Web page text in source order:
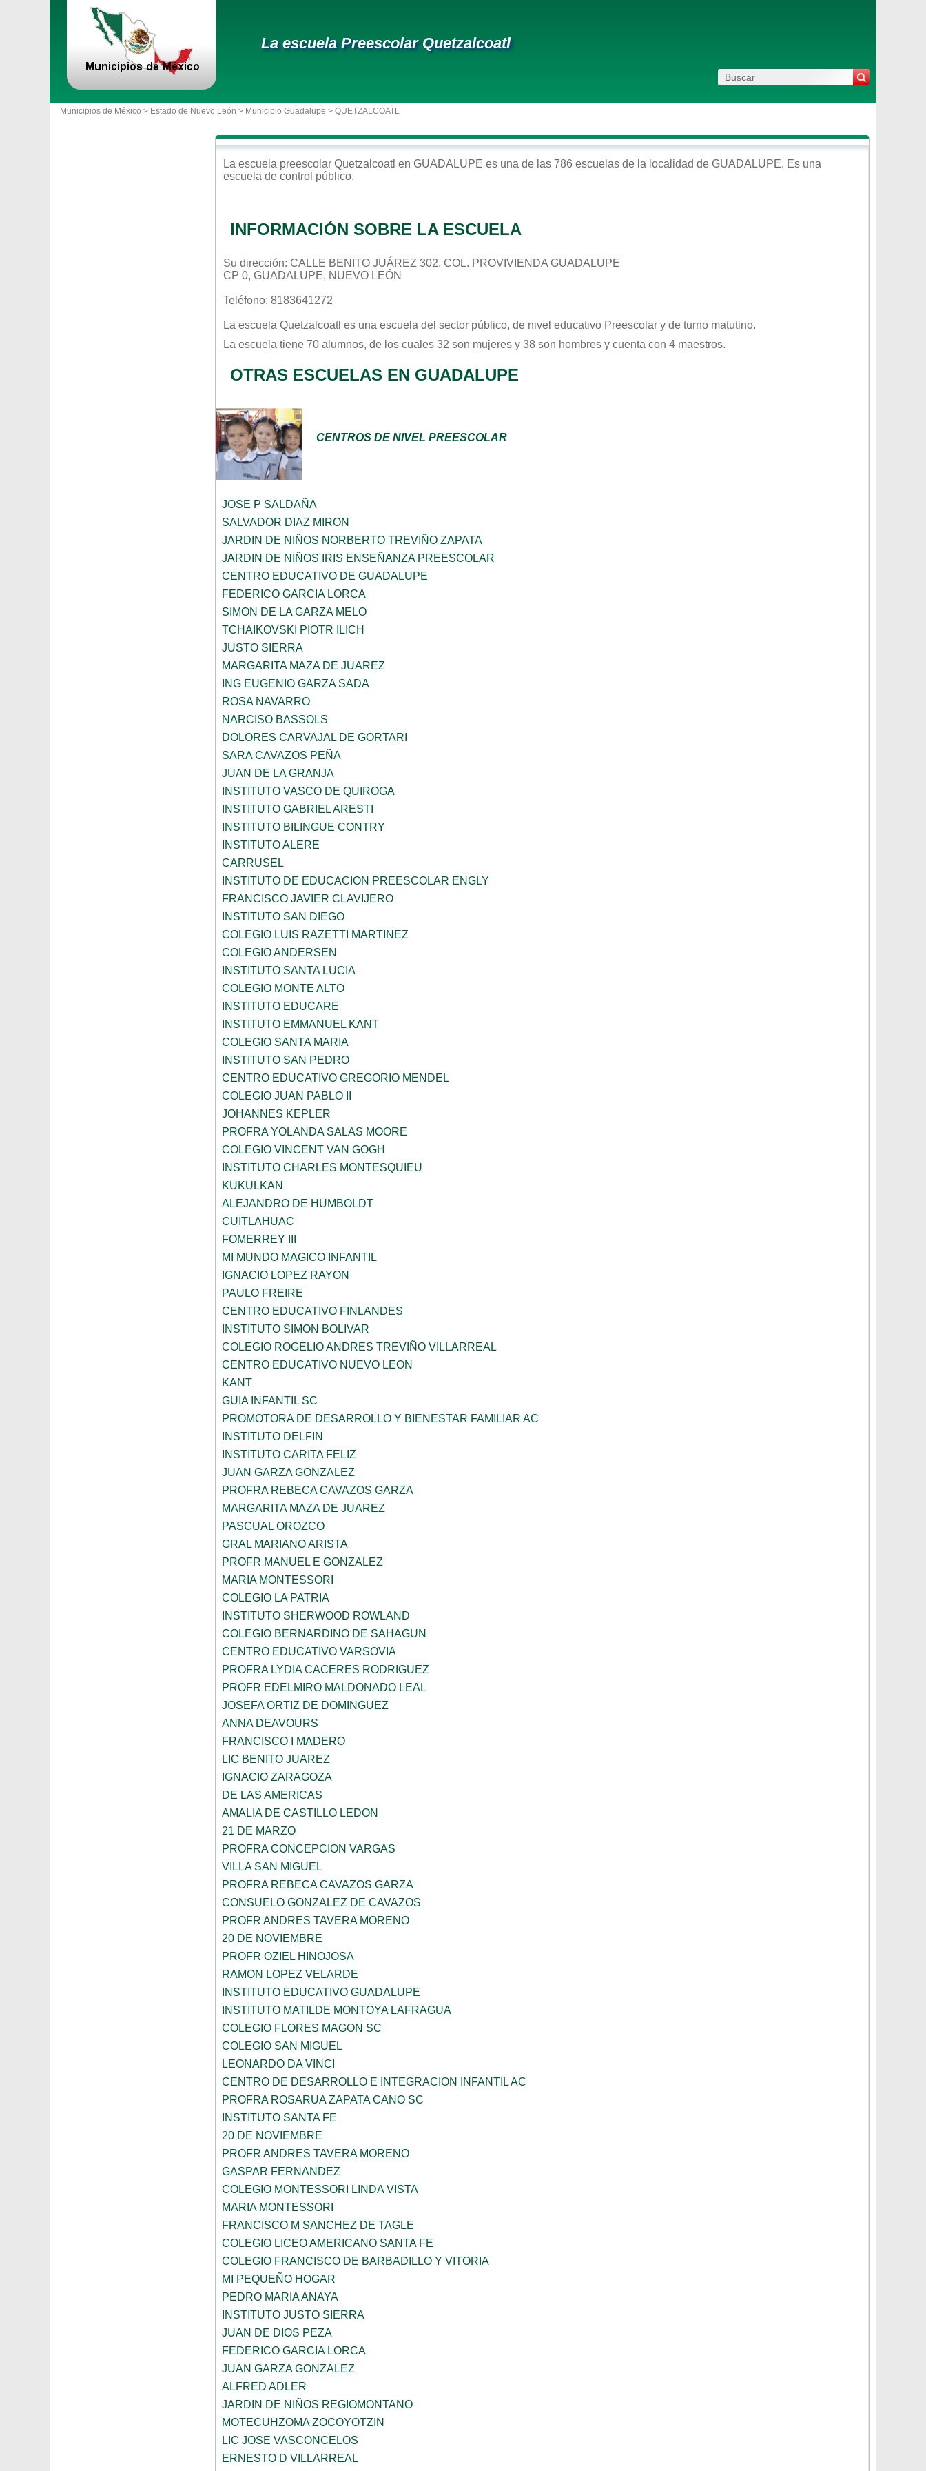
La escuela Preescolar Quetzalcoatl
Municipios de México > Estado de Nuevo León > Municipio Guadalupe > QUETZALCOATL
La escuela preescolar Quetzalcoatl en GUADALUPE es una de las 786 escuelas de la localidad de GUADALUPE. Es una
escuela de control público.
INFORMACIÓN SOBRE LA ESCUELA
Su dirección: CALLE BENITO JUÁREZ 302, COL. PROVIVIENDA GUADALUPE
CP 0, GUADALUPE, NUEVO LEÓN
Teléfono: 8183641272
La escuela Quetzalcoatl es una escuela del sector público, de nivel educativo Preescolar y de turno matutino.
La escuela tiene 70 alumnos, de los cuales 32 son mujeres y 38 son hombres y cuenta con 4 maestros.
OTRAS ESCUELAS EN GUADALUPE
CENTROS DE NIVEL PREESCOLAR
JOSE P SALDAÑA
SALVADOR DIAZ MIRON
JARDIN DE NIÑOS NORBERTO TREVIÑO ZAPATA
JARDIN DE NIÑOS IRIS ENSEÑANZA PREESCOLAR
CENTRO EDUCATIVO DE GUADALUPE
FEDERICO GARCIA LORCA
SIMON DE LA GARZA MELO
TCHAIKOVSKI PIOTR ILICH
JUSTO SIERRA
MARGARITA MAZA DE JUAREZ
ING EUGENIO GARZA SADA
ROSA NAVARRO
NARCISO BASSOLS
DOLORES CARVAJAL DE GORTARI
SARA CAVAZOS PEÑA
JUAN DE LA GRANJA
INSTITUTO VASCO DE QUIROGA
INSTITUTO GABRIEL ARESTI
INSTITUTO BILINGUE CONTRY
INSTITUTO ALERE
CARRUSEL
INSTITUTO DE EDUCACION PREESCOLAR ENGLY
FRANCISCO JAVIER CLAVIJERO
INSTITUTO SAN DIEGO
COLEGIO LUIS RAZETTI MARTINEZ
COLEGIO ANDERSEN
INSTITUTO SANTA LUCIA
COLEGIO MONTE ALTO
INSTITUTO EDUCARE
INSTITUTO EMMANUEL KANT
COLEGIO SANTA MARIA
INSTITUTO SAN PEDRO
CENTRO EDUCATIVO GREGORIO MENDEL
COLEGIO JUAN PABLO II
JOHANNES KEPLER
PROFRA YOLANDA SALAS MOORE
COLEGIO VINCENT VAN GOGH
INSTITUTO CHARLES MONTESQUIEU
KUKULKAN
ALEJANDRO DE HUMBOLDT
CUITLAHUAC
FOMERREY III
MI MUNDO MAGICO INFANTIL
IGNACIO LOPEZ RAYON
PAULO FREIRE
CENTRO EDUCATIVO FINLANDES
INSTITUTO SIMON BOLIVAR
COLEGIO ROGELIO ANDRES TREVIÑO VILLARREAL
CENTRO EDUCATIVO NUEVO LEON
KANT
GUIA INFANTIL SC
PROMOTORA DE DESARROLLO Y BIENESTAR FAMILIAR AC
INSTITUTO DELFIN
INSTITUTO CARITA FELIZ
JUAN GARZA GONZALEZ
PROFRA REBECA CAVAZOS GARZA
MARGARITA MAZA DE JUAREZ
PASCUAL OROZCO
GRAL MARIANO ARISTA
PROFR MANUEL E GONZALEZ
MARIA MONTESSORI
COLEGIO LA PATRIA
INSTITUTO SHERWOOD ROWLAND
COLEGIO BERNARDINO DE SAHAGUN
CENTRO EDUCATIVO VARSOVIA
PROFRA LYDIA CACERES RODRIGUEZ
PROFR EDELMIRO MALDONADO LEAL
JOSEFA ORTIZ DE DOMINGUEZ
ANNA DEAVOURS
FRANCISCO I MADERO
LIC BENITO JUAREZ
IGNACIO ZARAGOZA
DE LAS AMERICAS
AMALIA DE CASTILLO LEDON
21 DE MARZO
PROFRA CONCEPCION VARGAS
VILLA SAN MIGUEL
PROFRA REBECA CAVAZOS GARZA
CONSUELO GONZALEZ DE CAVAZOS
PROFR ANDRES TAVERA MORENO
20 DE NOVIEMBRE
PROFR OZIEL HINOJOSA
RAMON LOPEZ VELARDE
INSTITUTO EDUCATIVO GUADALUPE
INSTITUTO MATILDE MONTOYA LAFRAGUA
COLEGIO FLORES MAGON SC
COLEGIO SAN MIGUEL
LEONARDO DA VINCI
CENTRO DE DESARROLLO E INTEGRACION INFANTIL AC
PROFRA ROSARUA ZAPATA CANO SC
INSTITUTO SANTA FE
20 DE NOVIEMBRE
PROFR ANDRES TAVERA MORENO
GASPAR FERNANDEZ
COLEGIO MONTESSORI LINDA VISTA
MARIA MONTESSORI
FRANCISCO M SANCHEZ DE TAGLE
COLEGIO LICEO AMERICANO SANTA FE
COLEGIO FRANCISCO DE BARBADILLO Y VITORIA
MI PEQUEÑO HOGAR
PEDRO MARIA ANAYA
INSTITUTO JUSTO SIERRA
JUAN DE DIOS PEZA
FEDERICO GARCIA LORCA
JUAN GARZA GONZALEZ
ALFRED ADLER
JARDIN DE NIÑOS REGIOMONTANO
MOTECUHZOMA ZOCOYOTZIN
LIC JOSE VASCONCELOS
ERNESTO D VILLARREAL